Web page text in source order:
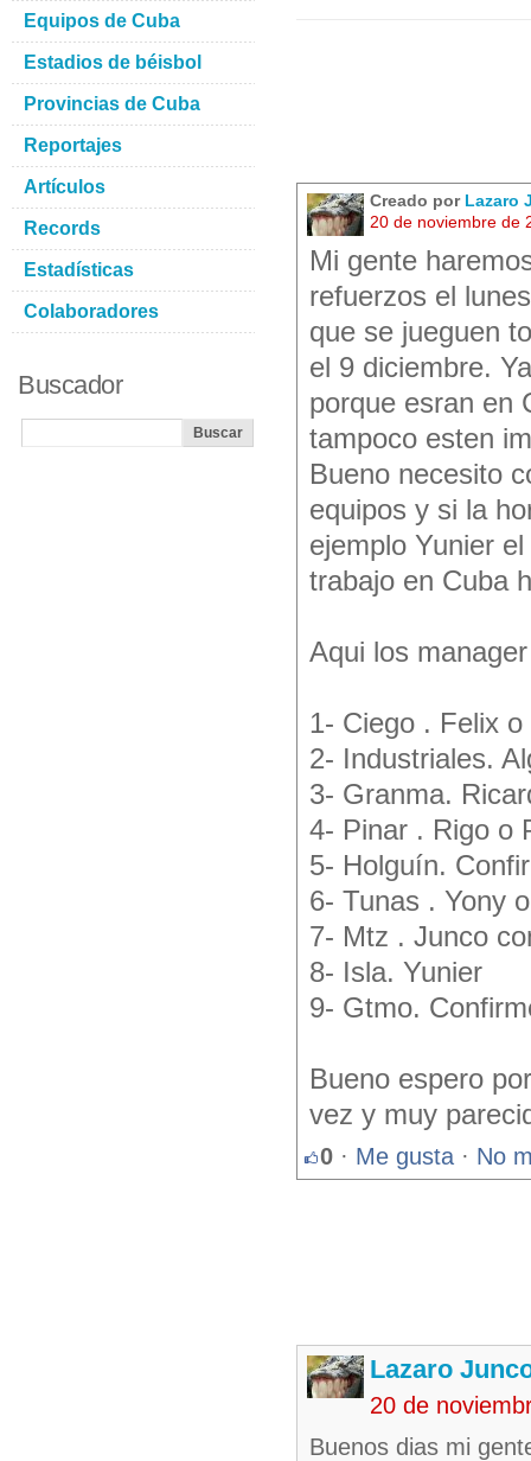
Creado por Lazaro
20 de noviembre de
Mi gente
refuerzos el
que se jueguen
el 9 diciembre.
porque esran en
tampoco esten
Bueno necesito
equipos y si la
ejemplo Yunier
trabajo en Cuba
Aqui los
1- Ciego . Felix
2- Industriales.
3- Granma.
4- Pinar . Rigo o
5- Holguín.
6- Tunas . Yony
7- Mtz . Junco
8- Isla. Yunier
9- Gtmo.
Bueno espero
vez y muy
0 · Me gusta · No
Lazaro
20 de
Buenos dias mi
Equipos de Cuba
Estadios de béisbol
Provincias de Cuba
Reportajes
Artículos
Records
Estadísticas
Colaboradores
Buscador